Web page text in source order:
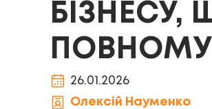
ПОВНОМУ
26.01.2026
Олексій Науменко